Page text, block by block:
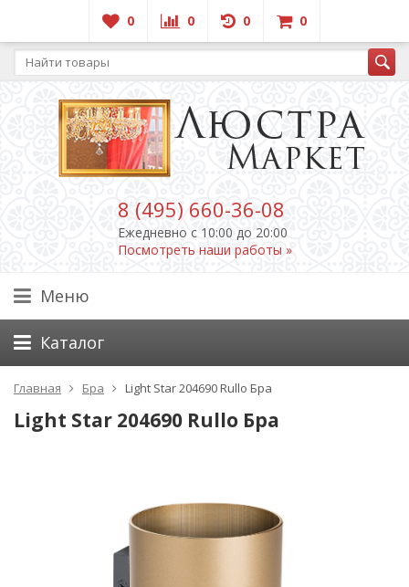
0 0 0 0
8 (495) 660-36-08
Ежедневно c 10:00 до 20:00
Посмотреть наши работы »
Меню
Каталог
Главная Бра Light Star 204690 Rullo Бра
Light Star 204690 Rullo Бра